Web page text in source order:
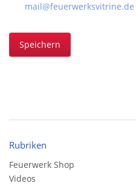
mail@feuerwerksvitrine.de
Speichern
Rubriken
Feuerwerk Shop
Videos